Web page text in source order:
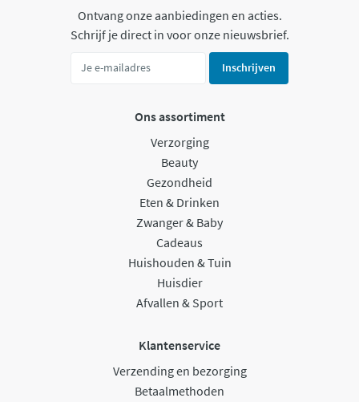
Ontvang onze aanbiedingen en acties.
Schrijf je direct in voor onze nieuwsbrief.
Inschrijven
Ons assortiment
Verzorging
Beauty
Gezondheid
Eten & Drinken
Zwanger & Baby
Cadeaus
Huishouden & Tuin
Huisdier
Afvallen & Sport
Klantenservice
Verzending en bezorging
Betaalmethoden